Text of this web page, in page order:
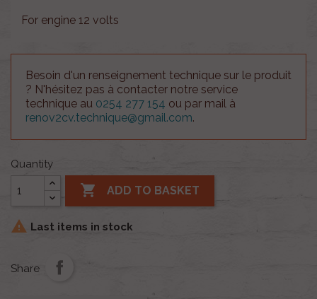
For engine 12 volts
Besoin d'un renseignement technique sur le produit
? N'hésitez pas à contacter notre service
technique au 0254 277 154 ou par mail à
renov2cv.technique@gmail.com.
Quantity
 ADD TO BASKET
 Last items in stock
Share